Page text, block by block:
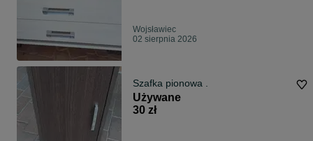
Wojsławiec
02 sierpnia 2026
Szafka pionowa .
Używane
30 zł